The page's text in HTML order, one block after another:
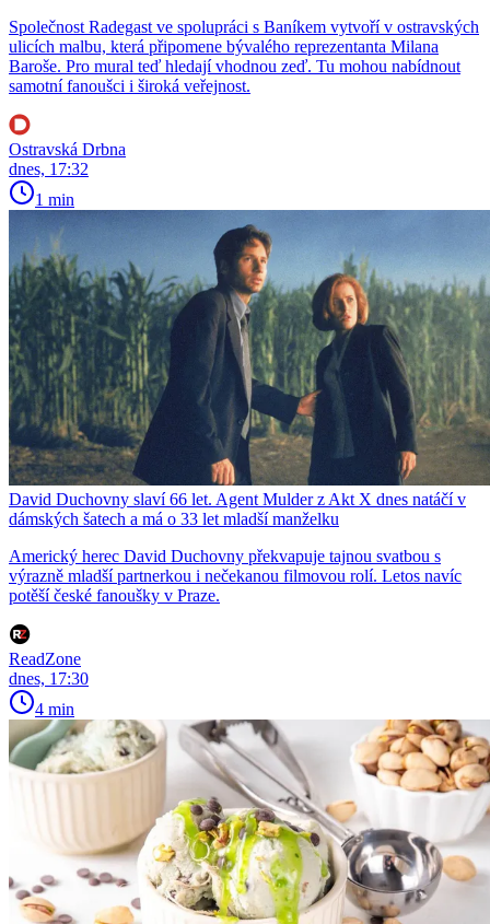
Společnost Radegast ve spolupráci s Baníkem vytvoří v ostravských
ulicích malbu, která připomene bývalého reprezentanta Milana
Baroše. Pro mural teď hledají vhodnou zeď. Tu mohou nabídnout
samotní fanoušci i široká veřejnost.
Ostravská Drbna
dnes, 17:32
1 min
David Duchovny slaví 66 let. Agent Mulder z Akt X dnes natáčí v
dámských šatech a má o 33 let mladší manželku
Americký herec David Duchovny překvapuje tajnou svatbou s
výrazně mladší partnerkou i nečekanou filmovou rolí. Letos navíc
potěší české fanoušky v Praze.
ReadZone
dnes, 17:30
4 min